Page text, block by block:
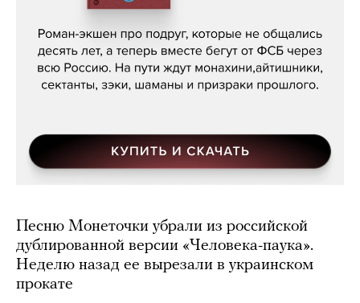
Кира Ярмыш, «Тут недалеко»
Песню Монеточки убрали из российской
дублированной версии «Человека-паука».
Неделю назад ее вырезали в украинском
прокате